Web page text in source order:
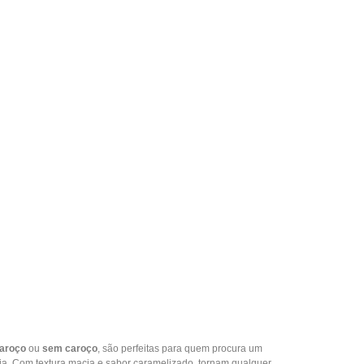
ou sem caroço, são perfeitas para quem procura um